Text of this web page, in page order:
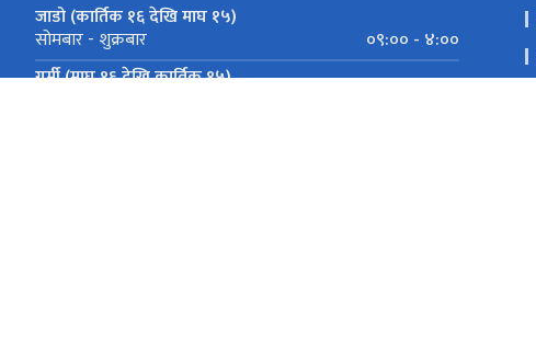
जाडो (कार्तिक १६ देखि माघ १५)
सोमबार - शुक्रबार
०९:०० - ४:००
गर्मी (माघ १६ देखि कार्तिक १५)